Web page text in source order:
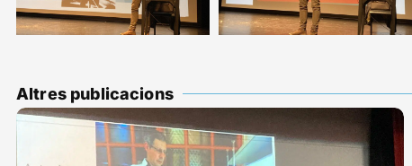
Altres publicacions